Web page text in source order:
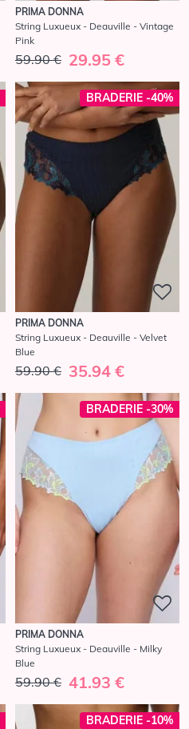
PRIMA DONNA
String Luxueux - Deauville - Vintage
Pink
59.90 € 29.95 €
BRADERIE -40%
PRIMA DONNA
String Luxueux - Deauville - Velvet
Blue
59.90 € 35.94 €
BRADERIE -30%
PRIMA DONNA
String Luxueux - Deauville - Milky
Blue
59.90 € 41.93 €
BRADERIE -10%